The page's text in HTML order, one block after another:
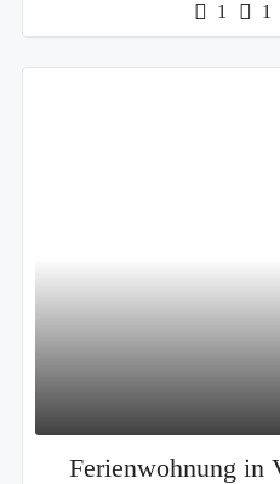
1 1
Ferienwohnung in